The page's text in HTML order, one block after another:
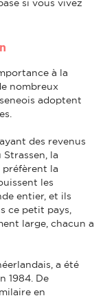
si vous vivez
à la
nombreux
adoptent
des revenus
la
préfèrent la
les
entier, et ils
ce petit pays,
large, chacun a
a été
1984. De
en